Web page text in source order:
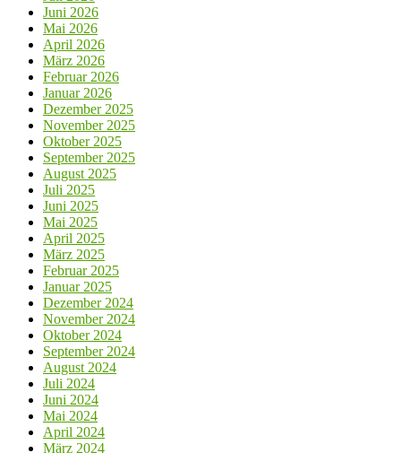
Juni 2026
Mai 2026
April 2026
März 2026
Februar 2026
Januar 2026
Dezember 2025
November 2025
Oktober 2025
September 2025
August 2025
Juli 2025
Juni 2025
Mai 2025
April 2025
März 2025
Februar 2025
Januar 2025
Dezember 2024
November 2024
Oktober 2024
September 2024
August 2024
Juli 2024
Juni 2024
Mai 2024
April 2024
März 2024